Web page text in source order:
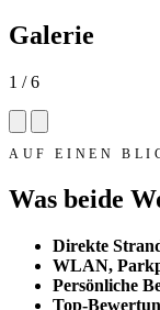
Galerie
1 / 6
AUF EINEN
Was beide
Direkte
WLAN,
Persönliche
Top-